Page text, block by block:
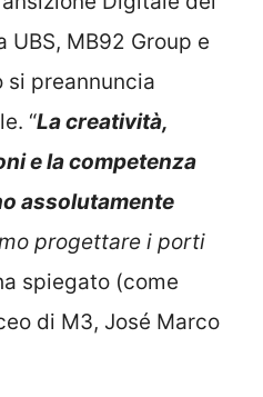
UBS, MB92 Group e
si preannuncia
“La creatività,
e la competenza
assolutamente
progettare i porti
spiegato (come
di M3, José Marco